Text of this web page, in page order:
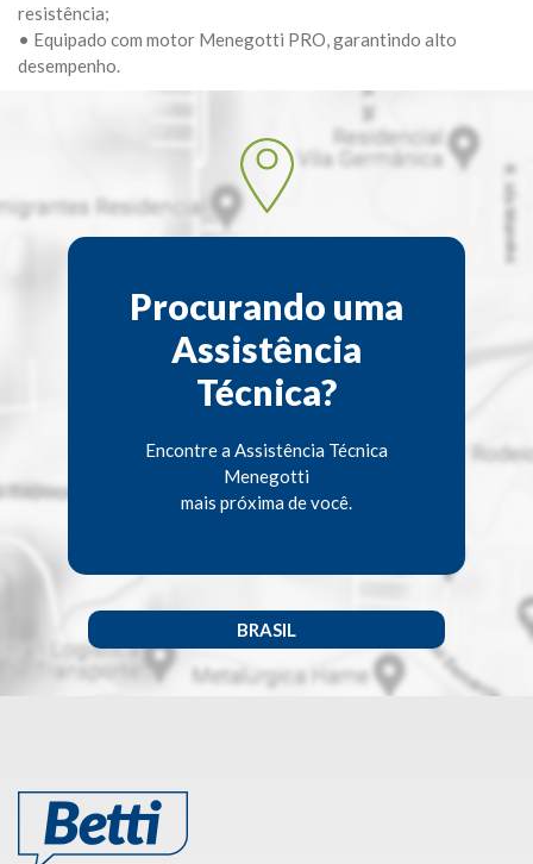
resistência;
• Equipado com motor Menegotti PRO, garantindo alto
desempenho.
Procurando uma
Assistência
Técnica?
Encontre a Assistência Técnica
Menegotti
mais próxima de você.
BRASIL